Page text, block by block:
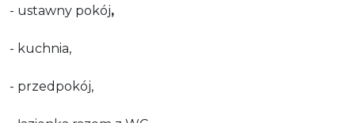
- ustawny pokój,
- kuchnia,
- przedpokój,